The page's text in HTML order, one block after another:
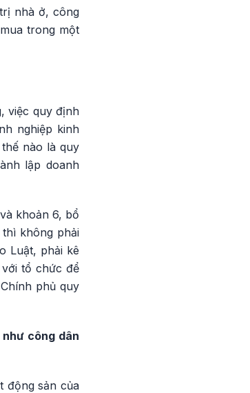
nhà ở, công
trong một
việc quy định
nghiệp kinh
nào là quy
lập doanh
khoản 6, bổ
không phải
Luật, phải kê
tổ chức để
phủ quy
công dân
động sản của